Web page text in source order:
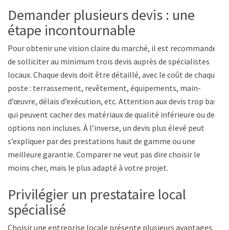
Demander plusieurs devis : une
étape incontournable
Pour obtenir une vision claire du marché, il est recommandé
de solliciter au minimum trois devis auprès de spécialistes
locaux. Chaque devis doit être détaillé, avec le coût de chaque
poste : terrassement, revêtement, équipements, main-
d’œuvre, délais d’exécution, etc. Attention aux devis trop bas,
qui peuvent cacher des matériaux de qualité inférieure ou des
options non incluses. À l’inverse, un devis plus élevé peut
s’expliquer par des prestations haut de gamme ou une
meilleure garantie. Comparer ne veut pas dire choisir le
moins cher, mais le plus adapté à votre projet.
Privilégier un prestataire local
spécialisé
Choisir une entreprise locale présente plusieurs avantages.